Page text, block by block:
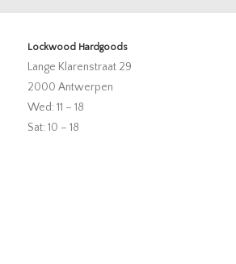
Lockwood Hardgoods
Lange Klarenstraat 29
2000 Antwerpen
Wed: 11 – 18
Sat: 10 – 18